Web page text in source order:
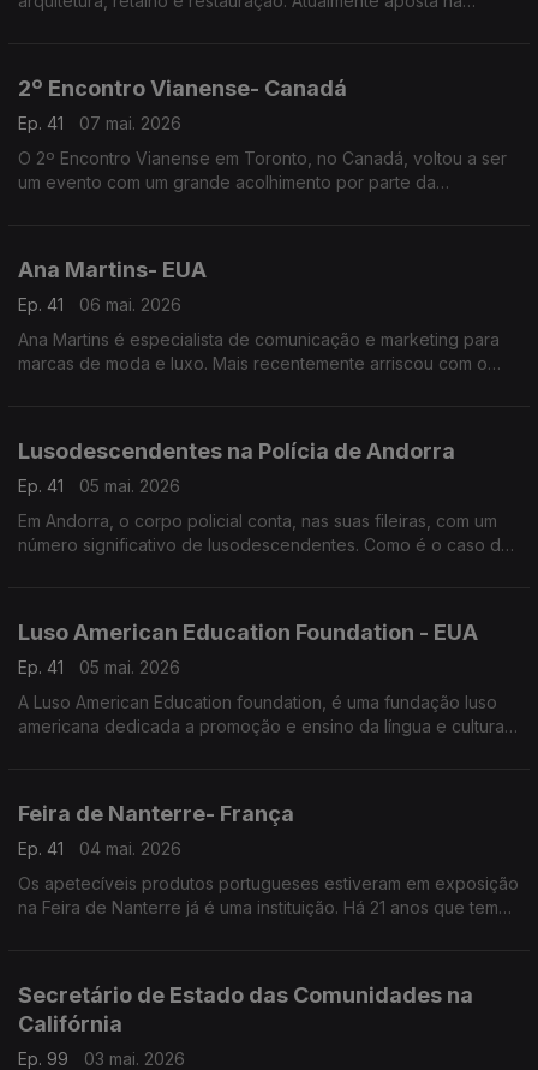
2º Encontro Vianense- Canadá
Ep. 41
07 mai. 2026
O 2º Encontro Vianense em Toronto, no Canadá, voltou a ser
um evento com um grande acolhimento por parte da
Ana Martins- EUA
Ep. 41
06 mai. 2026
Ana Martins é especialista de comunicação e marketing para
marcas de moda e luxo. Mais recentemente arriscou com o
Lusodescendentes na Polícia de Andorra
Ep. 41
05 mai. 2026
Em Andorra, o corpo policial conta, nas suas fileiras, com um
número significativo de lusodescendentes. Como é o caso de
Luso American Education Foundation - EUA
Ep. 41
05 mai. 2026
A Luso American Education foundation, é uma fundação luso
americana dedicada a promoção e ensino da língua e cultura
Feira de Nanterre- França
Ep. 41
04 mai. 2026
Os apetecíveis produtos portugueses estiveram em exposição
na Feira de Nanterre já é uma instituição. Há 21 anos que tem
Secretário de Estado das Comunidades na
Califórnia
Ep. 99
03 mai. 2026